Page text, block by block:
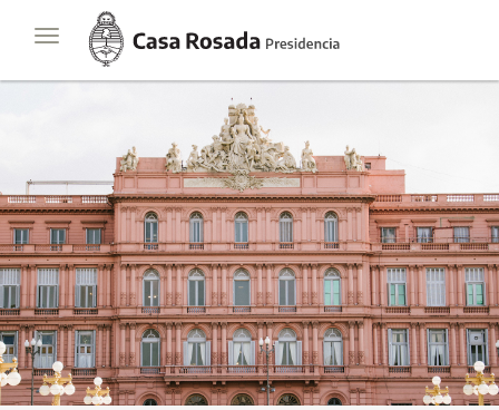
Toggle
navigation
Casa
Rosada
Presidencia
de